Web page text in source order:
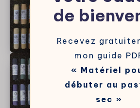
de
Recevez
mon guide
« Matériel
débuter au
sec »